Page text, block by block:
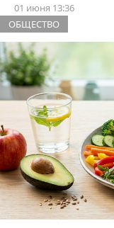
01 июня 13:36
ОБЩЕСТВО